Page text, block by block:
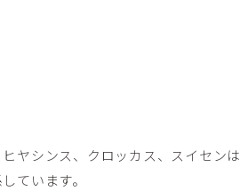
ヤシンス、クロッカス、スイセンは
ています。